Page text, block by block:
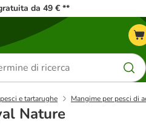
da 49 € **
e tartarughe Mangime per pesci di
Nature